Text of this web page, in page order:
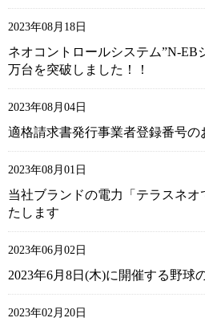
2023年08月18日
ネオコントロールシステム”N-EB
万台を突破しました！！
2023年08月04日
適格請求書発行事業者登録番号の
2023年08月01日
当社ブランドの電力「テラスネ
たします
2023年06月02日
2023年6月8日(木)に開催する野球
2023年02月20日